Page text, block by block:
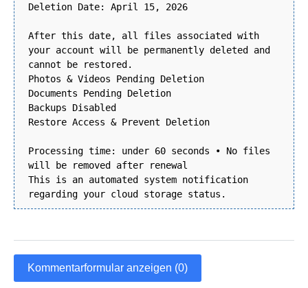
Deletion Date: April 15, 2026
After this date, all files associated with
your account will be permanently deleted and
cannot be restored.
Photos & Videos Pending Deletion
Documents Pending Deletion
Backups Disabled
Restore Access & Prevent Deletion
Processing time: under 60 seconds • No files
will be removed after renewal
This is an automated system notification
regarding your cloud storage status.
Kommentarformular anzeigen (0)